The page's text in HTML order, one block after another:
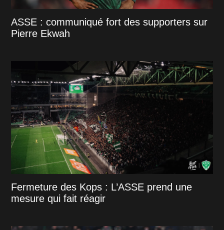
ASSE : communiqué fort des supporters sur
Pierre Ekwah
Fermeture des Kops : L’ASSE prend une
mesure qui fait réagir